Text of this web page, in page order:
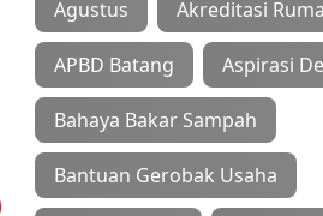
Agustus Akreditasi
APBD Batang Aspirasi
Bahaya Bakar Sampah
Bantuan Gerobak Usaha